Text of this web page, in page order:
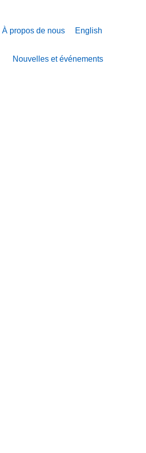
À propos de nous English
Nouvelles et événements